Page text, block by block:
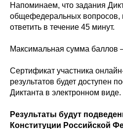
Напоминаем, что задания
общефедеральных вопросов,
ответить в течение 45 минут.
Максимальная сумма баллов
Сертификат участника
результатов будет доступен
Диктанта в электронном виде.
Результаты будут
Конституции Российской